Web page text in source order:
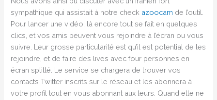
sympathique qui assistait à notre check azoocam de l’outil.
Pour lancer une vidéo, là encore tout se fait en quelques
clics, et vos amis peuvent vous rejoindre à l’écran ou vous
suivre. Leur grosse particularité est qu’il est potential de les
rejoindre, et de faire des lives avec four personnes en
écran splitté. Le service se chargera de trouver vos
contacts Twitter inscrits sur le réseau et les abonnera à
votre profil tout en vous abonnant aux leurs. Quand elle ne